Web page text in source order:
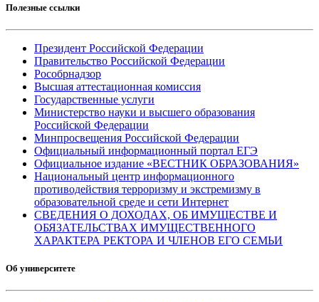
Полезные ссылки
Президент Российской Федерации
Правительство Российской Федерации
Рособрнадзор
Высшая аттестационная комиссия
Государственные услуги
Министерство науки и высшего образования
Российской Федерации
Минпросвещения Российской Федерации
Официальный информационный портал ЕГЭ
Официальное издание «ВЕСТНИК ОБРАЗОВАНИЯ»
Национальный центр информационного
противодействия терроризму и экстремизму в
образовательной среде и сети Интернет
СВЕДЕНИЯ О ДОХОДАХ, ОБ ИМУЩЕСТВЕ И
ОБЯЗАТЕЛЬСТВАХ ИМУЩЕСТВЕННОГО
ХАРАКТЕРА РЕКТОРА И ЧЛЕНОВ ЕГО СЕМЬИ
Об университете